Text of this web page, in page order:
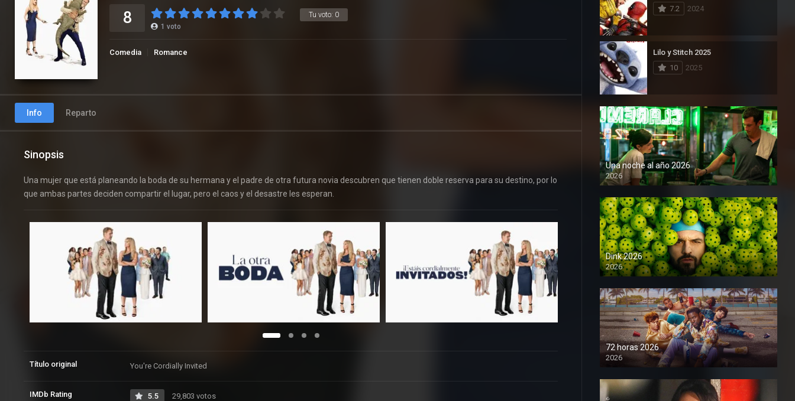
Tu voto: 0
8 1 voto
Comedia Romance
Info Reparto
Sinopsis
Una mujer que está planeando la boda de su hermana y el padre de otra futura novia descubren que tienen doble reserva para su destino, por lo
que ambas partes deciden compartir el lugar, pero el caos y el desastre les esperan.
Título original You're Cordially Invited
IMDb Rating 5.5 29,803 votos
7.2
2024
Lilo y Stitch 2025
10
2025
Una noche al año 2026
2026
1080P
Dink 2026
2026
1080P
72 horas 2026
2026
1080P